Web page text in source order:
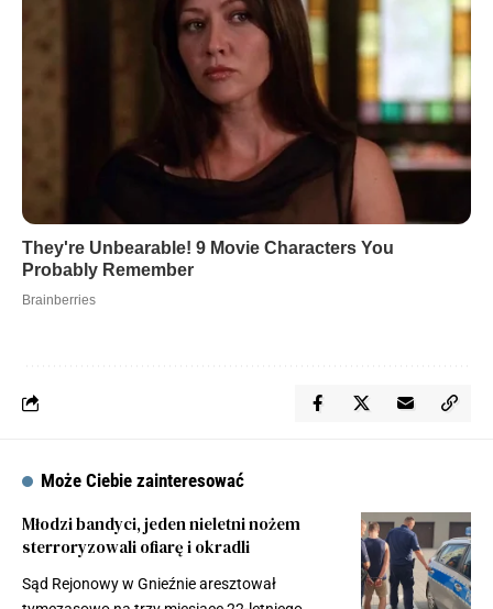
Może Ciebie zainteresować
Młodzi bandyci, jeden nieletni nożem
sterroryzowali ofiarę i okradli
Sąd Rejonowy w Gnieźnie aresztował